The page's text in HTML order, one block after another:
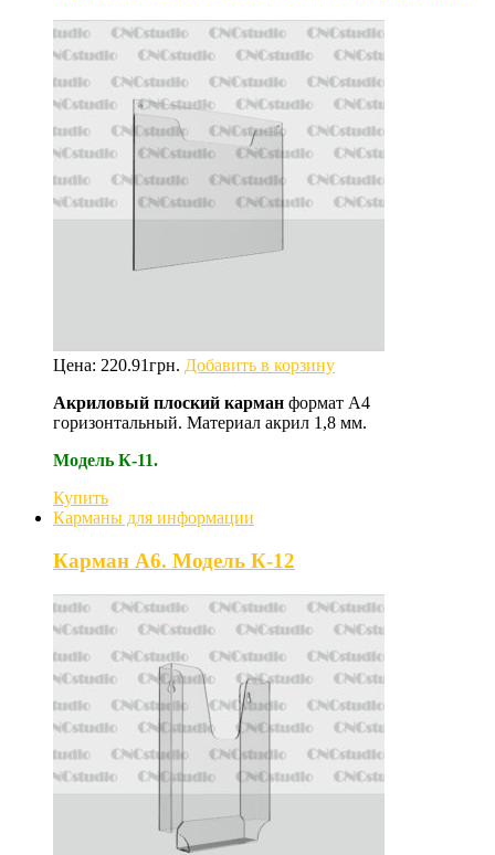
Цена: 220.91грн. Добавить в корзину
Акриловый плоский карман формат А4
горизонтальный. Материал акрил 1,8 мм.
Модель К-11.
Купить
Карманы для информации
Карман А6. Модель К-12